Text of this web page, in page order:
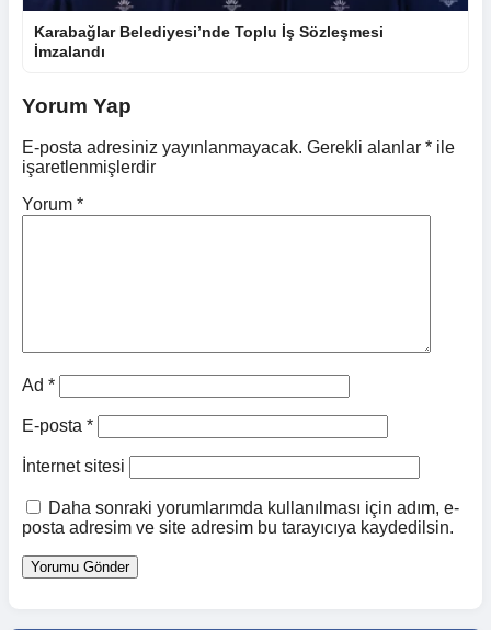
Karabağlar Belediyesi’nde Toplu İş Sözleşmesi
İmzalandı
Yorum Yap
E-posta adresiniz yayınlanmayacak. Gerekli alanlar * ile
işaretlenmişlerdir
Yorum *
Ad *
E-posta *
İnternet sitesi
Daha sonraki yorumlarımda kullanılması için adım, e-
posta adresim ve site adresim bu tarayıcıya kaydedilsin.